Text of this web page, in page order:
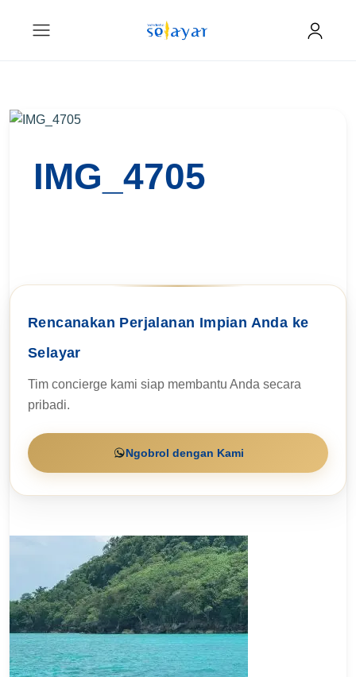
IMG_4705
Rencanakan Perjalanan Impian Anda ke
Selayar
Tim concierge kami siap membantu Anda secara
pribadi.
Ngobrol dengan Kami